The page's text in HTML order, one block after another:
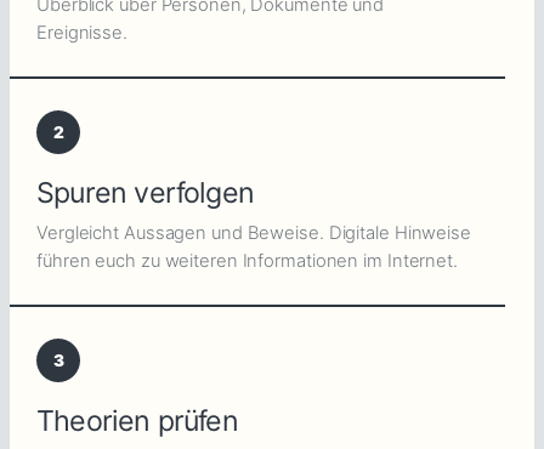
Überblick über Personen, Dokumente und
Ereignisse.
2
Spuren verfolgen
Vergleicht Aussagen und Beweise. Digitale Hinweise
führen euch zu weiteren Informationen im Internet.
3
Theorien prüfen